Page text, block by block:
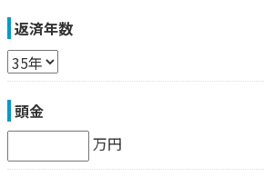
返済年数
頭金
万円